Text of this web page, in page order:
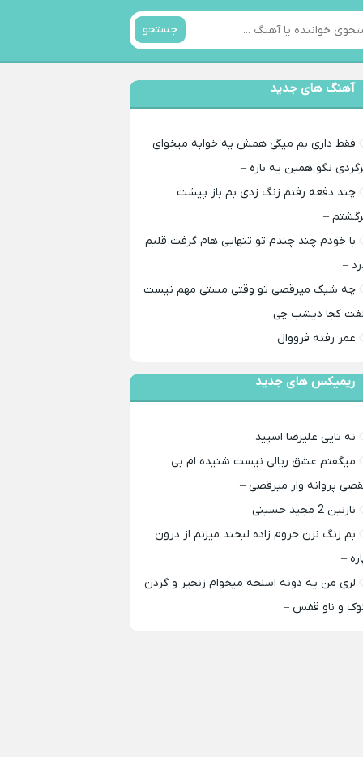
جستجو
آهنگ های جدید
فقط داری بم میگی همش یه خوابه میخوای
نگو همین یه باره –
چند دفعه رفتم زنگ زدی بم باز پیشت
–
با خودم چند چندم تو تنهایی هام گرفت قلبم
–
چه شیک میرقصی تو وقتی مستی مهم نیست
کجا دیشب چی –
عمر رفته فرووال
ریمیکس های جدید
نه تایی علیرضا اسپید
میگفتم عشق ریالی نیست شنیده ام بی
پروانه وار میرقصی –
نازنین 2 مجید حسینی
بم زنگ نزن حروم زاده لبخند میزنم از درون
–
لری من یه دونه اسلحه میخوام زﻧﺠﻴﺮ و ﮔﺮدن
و ﻧﺎو ﻗﻔﺲ –